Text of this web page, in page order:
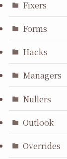
Fixers
Forms
Hacks
Managers
Nullers
Outlook
Overrides